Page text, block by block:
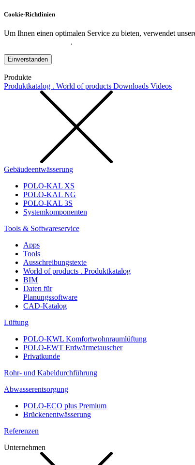
Cookie-Richtlinien
Um Ihnen einen optimalen Service zu bieten, verwendet
.
Einverstanden
Produkte
Produktkatalog . World of products Downloads Videos
Gebäudeentwässerung
POLO-KAL XS
POLO-KAL NG
POLO-KAL 3S
Systemkomponenten
Tools & Softwareservice
Apps
Tools
Ausschreibungstexte
World of products . Produktkatalog
BIM
Daten für
Planungssoftware
CAD-Katalog
Lüftung
POLO-KWL Komfortwohnraumlüftung
POLO-EWT Erdwärmetauscher
Privatkunde
Rohr- und Kabeldurchführung
Abwasserentsorgung
POLO-ECO plus Premium
Brückenentwässerung
Referenzen
Unternehmen